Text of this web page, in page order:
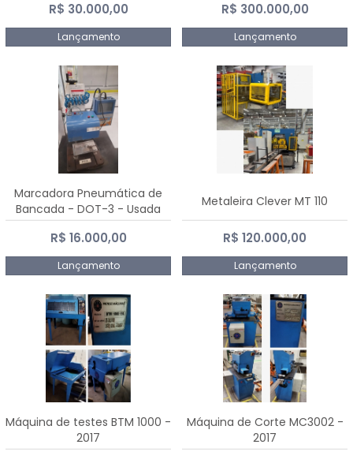
R$ 30.000,00
Lançamento
R$ 300.000,00
Lançamento
Marcadora Pneumática de
Bancada - DOT-3 - Usada
R$ 16.000,00
Lançamento
Metaleira Clever MT 110
R$ 120.000,00
Lançamento
Máquina de testes BTM 1000 -
2017
Máquina de Corte MC3002 -
2017